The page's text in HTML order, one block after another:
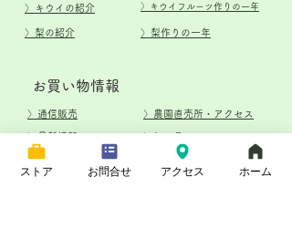
​〉キウイの紹介
​〉梨の紹介
​〉キウイフルーツ作りの一年
​〉梨作りの一年
​お買い物情報
​〉通信販売
〉最新情報
​〉農園直売所・アクセス
​〉加工品について
​〉お問い合わせ
ストア お問合せ アクセス ホーム